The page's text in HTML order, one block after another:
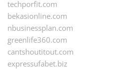
techporfit.com
bekasionline.com
nbusinessplan.com
greenlife360.com
cantshoutitout.com
expressufabet.biz